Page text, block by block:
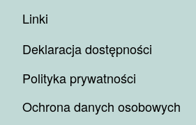
Linki
Deklaracja dostępności
Polityka prywatności
Ochrona danych osobowych